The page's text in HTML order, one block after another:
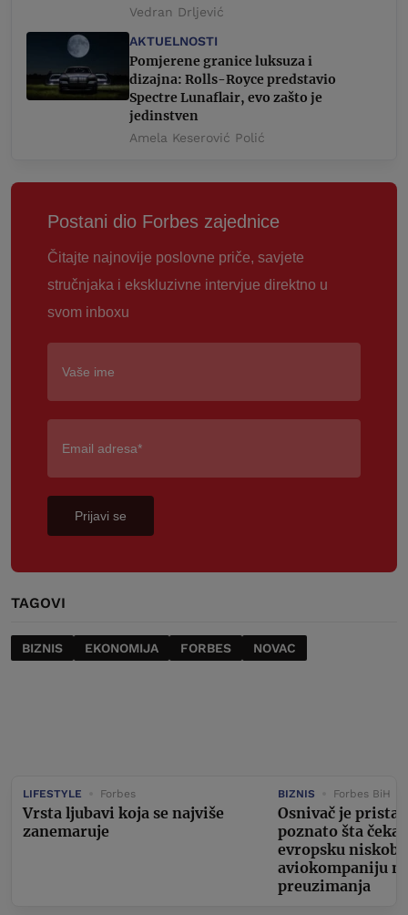
Vedran Drljević
AKTUELNOSTI
Pomjerene granice luksuza i
dizajna: Rolls-Royce predstavio
Spectre Lunaflair, evo zašto je
jedinstven
Amela Keserović Polić
Postani dio Forbes zajednice
Čitajte najnovije poslovne priče, savjete
stručnjaka i ekskluzivne intervjue direktno u
svom inboxu
Prijavi se
TAGOVI
BIZNIS EKONOMIJA FORBES NOVAC
LIFESTYLE Forbes
Vrsta ljubavi koja se najviše
zanemaruje
BIZNIS Forbes BiH
Osnivač je
poznato šta čeka
evropsku
aviokompaniju
preuzimanja